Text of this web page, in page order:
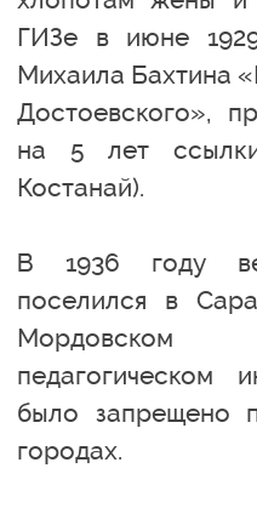
ГИЗе в июне
Михаила Бахтина
Достоевского»,
на 5 лет
Костанай).
В 1936 году
поселился в
Мордовском
педагогическом
было запрещено
городах.